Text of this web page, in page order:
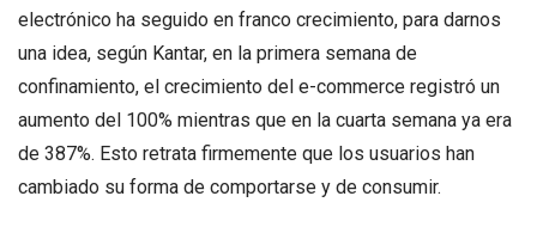
electrónico ha seguido en franco crecimiento, para darnos
una idea, según Kantar, en la primera semana de
confinamiento, el crecimiento del e-commerce registró un
aumento del 100% mientras que en la cuarta semana ya era
de 387%. Esto retrata firmemente que los usuarios han
cambiado su forma de comportarse y de consumir.